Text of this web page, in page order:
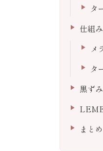
タ
仕組
メ
タ
黒ず
まとめ